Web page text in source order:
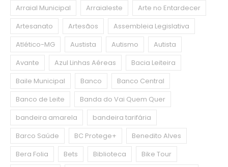
Arraial Municipal
Arraialeste
Arte no Entardecer
Artesanato
Artesãos
Assembleia Legislativa
Atlético-MG
Austista Autismo
Autista
Avante
Azul Linhas Aéreas
Bacia Leiteira
Baile Municipal
Banco
Banco Central
Banco de Leite
Banda do Vai Quem Quer
bandeira amarela
bandeira tarifária
Barco Saúde
BC Protege+
Benedito Alves
Bera Folia
Bets Biblioteca
Bike Tour